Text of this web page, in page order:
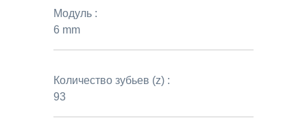
Модуль :
6 mm
Количество зубьев (z) :
93